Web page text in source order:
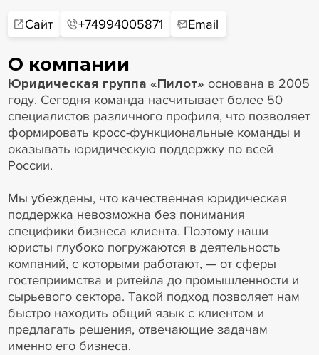
Сайт +74994005871 Email
О компании
Юридическая группа «Пилот» основана в 2005
году. Сегодня команда насчитывает более 50
специалистов различного профиля, что позволяет
формировать кросс-функциональные команды и
оказывать юридическую поддержку по всей
России.
Мы убеждены, что качественная юридическая
поддержка невозможна без понимания
специфики бизнеса клиента. Поэтому наши
юристы глубоко погружаются в деятельность
компаний, с которыми работают, — от сферы
гостеприимства и ритейла до промышленности и
сырьевого сектора. Такой подход позволяет нам
быстро находить общий язык с клиентом и
предлагать решения, отвечающие задачам
именно его бизнеса.